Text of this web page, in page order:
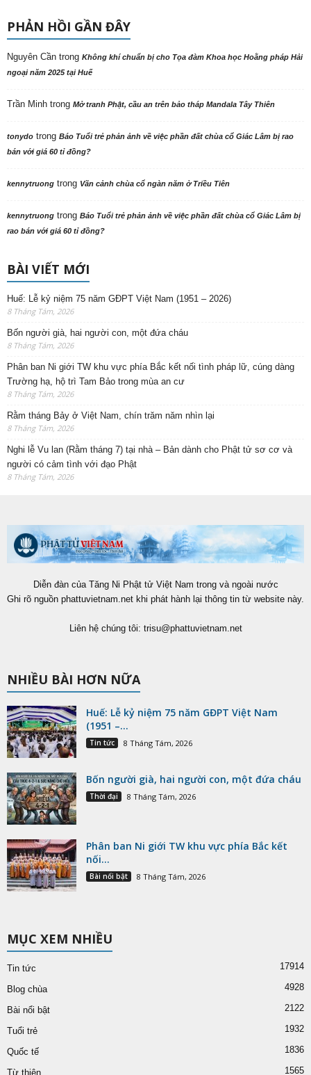
PHẢN HỒI GẦN ĐÂY
Nguyên Cần trong Không khí chuẩn bị cho Tọa đàm Khoa học Hoằng pháp Hải
ngoại năm 2025 tại Huế
Trần Minh trong Mở tranh Phật, cầu an trên bảo tháp Mandala Tây Thiên
tonydo trong Báo Tuổi trẻ phản ảnh về việc phần đất chùa cổ Giác Lâm bị rao
bán với giá 60 tỉ đồng?
kennytruong trong Vãn cảnh chùa cổ ngàn năm ở Triều Tiên
kennytruong trong Báo Tuổi trẻ phản ảnh về việc phần đất chùa cổ Giác Lâm bị
rao bán với giá 60 tỉ đồng?
BÀI VIẾT MỚI
Huế: Lễ kỷ niệm 75 năm GĐPT Việt Nam (1951 – 2026)
8 Tháng Tám, 2026
Bốn người già, hai người con, một đứa cháu
8 Tháng Tám, 2026
Phân ban Ni giới TW khu vực phía Bắc kết nối tình pháp lữ, cúng dàng
Trường hạ, hộ trì Tam Bảo trong mùa an cư
8 Tháng Tám, 2026
Rằm tháng Bảy ở Việt Nam, chín trăm năm nhìn lại
8 Tháng Tám, 2026
Nghi lễ Vu lan (Rằm tháng 7) tại nhà – Bản dành cho Phật tử sơ cơ và
người có cảm tình với đạo Phật
8 Tháng Tám, 2026
Diễn đàn của Tăng Ni Phật tử Việt Nam trong và ngoài nước
Ghi rõ nguồn phattuvietnam.net khi phát hành lại thông tin từ website này.
Liên hệ chúng tôi: trisu@phattuvietnam.net
NHIỀU BÀI HƠN NỮA
Huế: Lễ kỷ niệm 75 năm GĐPT Việt Nam
(1951 –...
Tin tức 8 Tháng Tám, 2026
Bốn người già, hai người con, một đứa cháu
Thời đại 8 Tháng Tám, 2026
Phân ban Ni giới TW khu vực phía Bắc kết
nối...
Bài nổi bật 8 Tháng Tám, 2026
MỤC XEM NHIỀU
Tin tức 17914
Blog chùa 4928
Bài nổi bật 2122
Tuổi trẻ 1932
Quốc tế 1836
Từ thiện 1565